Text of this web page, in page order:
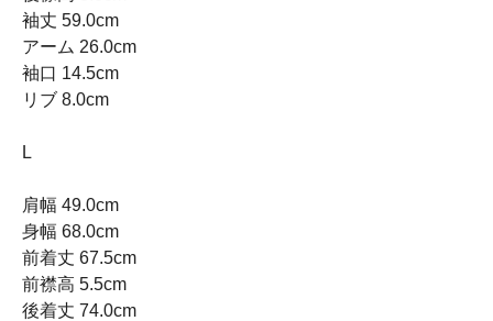
袖丈 59.0cm
アーム 26.0cm
袖口 14.5cm
リブ 8.0cm
L
肩幅 49.0cm
身幅 68.0cm
前着丈 67.5cm
前襟高 5.5cm
後着丈 74.0cm